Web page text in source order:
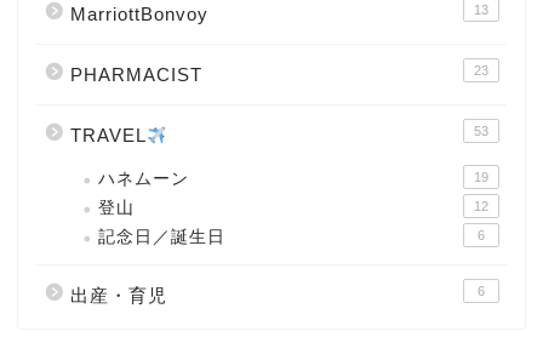
MarriottBonvoy 13
PHARMACIST 23
TRAVEL 53
ハネムーン 19
登山 12
記念日／誕生日 6
出産・育児 6